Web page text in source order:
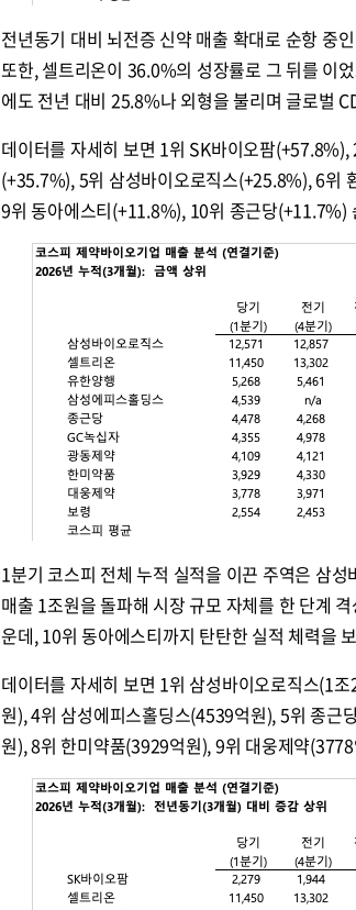
전년동기 대비 뇌전증 신약 매출 확대로 순항 중
또한, 셀트리온이 36.0%의 성장률로 그 뒤를 이
에도 전년 대비 25.8%나 외형을 불리며 글로벌
데이터를 자세히 보면 1위 SK바이오팜
(+35.7%), 5위 삼성바이오로직스(+25.8%), 6위
9위 동아에스티(+11.8%), 10위 종근당(+11.7%)
1분기 코스피 전체 누적 실적을 이끈 주역은 삼
매출 1조원을 돌파해 시장 규모 자체를 한 단계
운데, 10위 동아에스티까지 탄탄한 실적 체력을
데이터를 자세히 보면 1위 삼성바이오로직스(1
원), 4위 삼성에피스홀딩스(4539억원), 5위 종근
원), 8위 한미약품(3929억원), 9위 대웅제약
원종원의 커튼 콜